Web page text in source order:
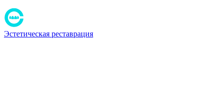
Эстетическая реставрация